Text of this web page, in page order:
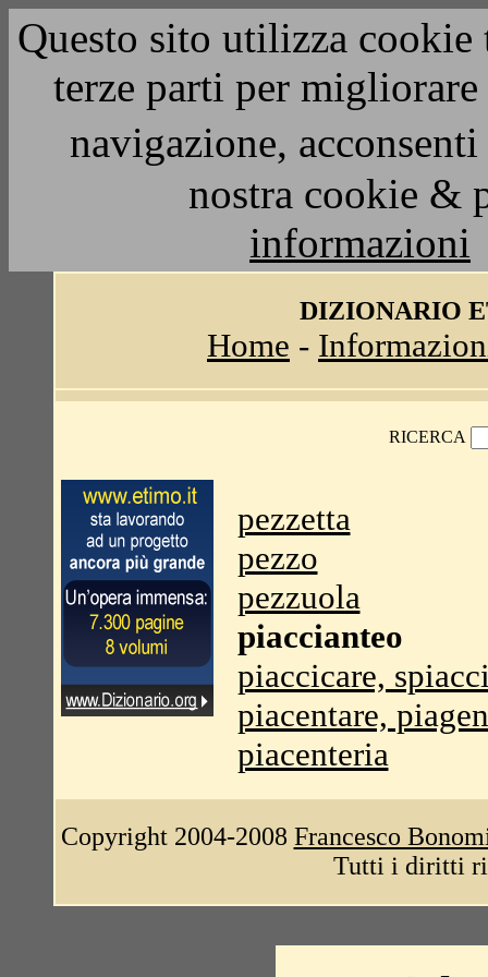
Questo sito utilizza
terze parti per
navigazione,
nostra cookie &
informazioni
DIZIONARIO
Home -
RICERCA
pezzetta
pezzo
pezzuola
piaccianteo
piaccicare,
piacentare,
piacenteria
Copyright 2004-2008 Francesco
Tutti i diritti